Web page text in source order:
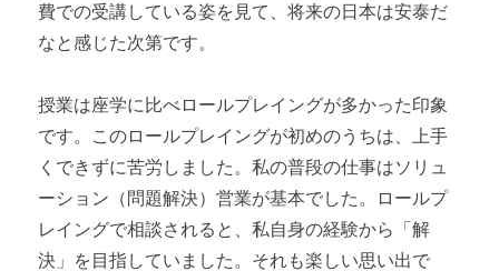
費での受講している姿を見て、将来の日本は安泰だ
なと感じた次第です。
授業は座学に比べロールプレイングが多かった印象
です。このロールプレイングが初めのうちは、上手
くできずに苦労しました。私の普段の仕事はソリュ
ーション（問題解決）営業が基本でした。ロールプ
レイングで相談されると、私自身の経験から「解
決」を目指していました。それも楽しい思い出で